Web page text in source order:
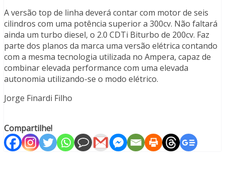
A versão top de linha deverá contar com motor de seis
cilindros com uma potência superior a 300cv. Não faltará
ainda um turbo diesel, o 2.0 CDTi Biturbo de 200cv. Faz
parte dos planos da marca uma versão elétrica contando
com a mesma tecnologia utilizada no Ampera, capaz de
combinar elevada performance com uma elevada
autonomia utilizando-se o modo elétrico.
Jorge Finardi Filho
Compartilhe!